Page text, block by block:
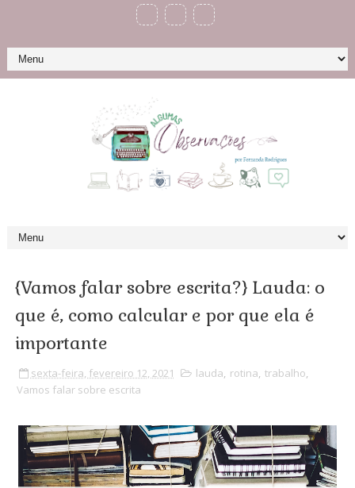
{Vamos falar sobre escrita?} Lauda: o
que é, como calcular e por que ela é
importante
sexta-feira, fevereiro 12, 2021 lauda, rotina, trabalho,
Vamos falar sobre escrita